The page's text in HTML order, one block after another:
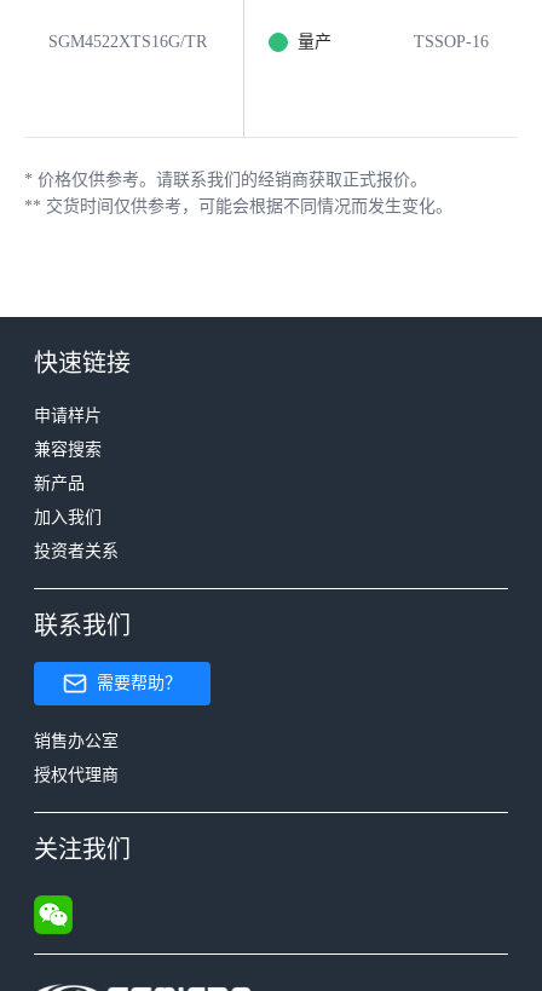
SGM4522XTS16G/TR 量产 TSSOP-16
* 价格仅供参考。请联系我们的经销商获取正式报价。
** 交货时间仅供参考，可能会根据不同情况而发生变化。
快速链接
申请样片
兼容搜索
新产品
加入我们
投资者关系
联系我们
需要帮助？
销售办公室
授权代理商
关注我们